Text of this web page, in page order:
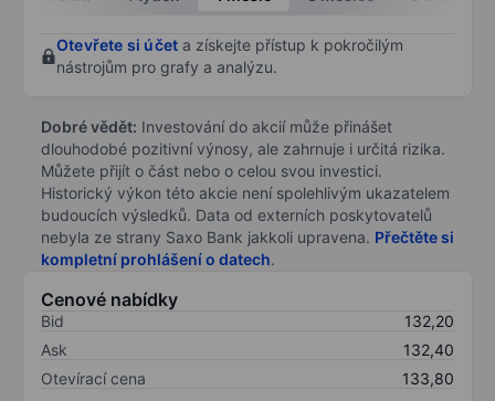
Otevřete si účet a získejte přístup k pokročilým
nástrojům pro grafy a analýzu.
Dobré vědět: Investování do akcií může přinášet
dlouhodobé pozitivní výnosy, ale zahrnuje i určitá rizika.
Můžete přijít o část nebo o celou svou investici.
Historický výkon této akcie není spolehlivým ukazatelem
budoucích výsledků. Data od externích poskytovatelů
nebyla ze strany Saxo Bank jakkoli upravena. Přečtěte si
kompletní prohlášení o datech.
Cenové nabídky
Bid
132,20
Ask
132,40
Otevírací cena
133,80